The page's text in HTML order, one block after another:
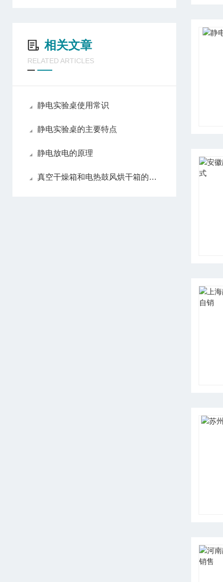
相关文章
RELATED ARTICLES
静电实验桌使用常识
静电实验桌的主要特点
静电放电的原理
真空干燥箱和电热鼓风烘干箱的区别